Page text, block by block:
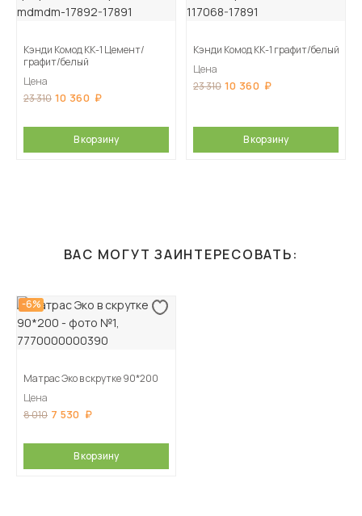
Кэнди Комод КК-1 Цемент/
графит/белый
Цена
23 310 10 360
В корзину
Кэнди Комод КК-1 графит/белый
Цена
23 310 10 360
В корзину
ВАС МОГУТ ЗАИНТЕРЕСОВАТЬ:
-6%
Матрас Эко в скрутке 90*200
Цена
8 010 7 530
В корзину